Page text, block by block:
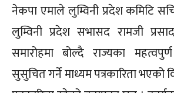
नेकपा एमाले लुम्विनी प्रदेश कमिटि
लुम्विनी प्रदेश सभासद रामजी
समारोहमा बोल्दै राज्यका
सुसुचित गर्ने माध्यम पत्रकारिता भएको